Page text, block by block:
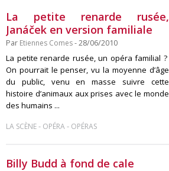
La petite renarde rusée,
Janáček en version familiale
Par Etiennes Comes- 28/06/2010
La petite renarde rusée, un opéra familial ?
On pourrait le penser, vu la moyenne d’âge
du public, venu en masse suivre cette
histoire d’animaux aux prises avec le monde
des humains ...
LA SCÈNE- OPÉRA- OPÉRAS
Billy Budd à fond de cale